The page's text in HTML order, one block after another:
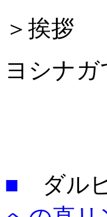
＞挨拶
ヨシナガ
■ ダル